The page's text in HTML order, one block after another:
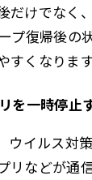
だけでなく
プ復帰後の
くなります
を一時停止
ウイルス対
リなどが通